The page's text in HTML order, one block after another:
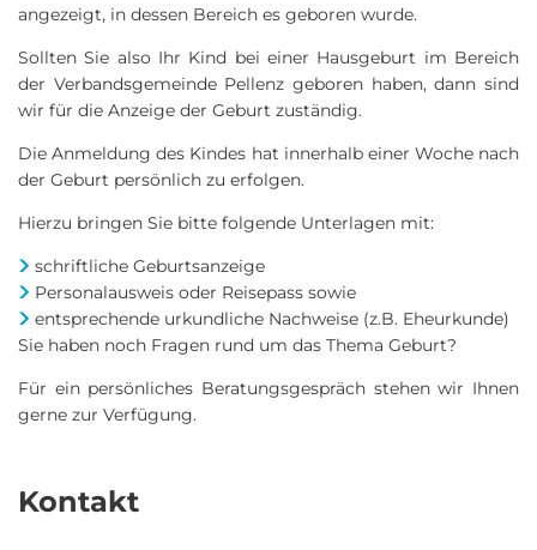
angezeigt, in dessen Bereich es geboren wurde.
Sollten Sie also Ihr Kind bei einer Hausgeburt im Bereich
der Verbandsgemeinde Pellenz geboren haben, dann sind
wir für die Anzeige der Geburt zuständig.
Die Anmeldung des Kindes hat innerhalb einer Woche nach
der Geburt persönlich zu erfolgen.
Hierzu bringen Sie bitte folgende Unterlagen mit:
schriftliche Geburtsanzeige
Personalausweis oder Reisepass sowie
entsprechende urkundliche Nachweise (z.B. Eheurkunde)
Sie haben noch Fragen rund um das Thema Geburt?
Für ein persönliches Beratungsgespräch stehen wir Ihnen
gerne zur Verfügung.
Kontakt